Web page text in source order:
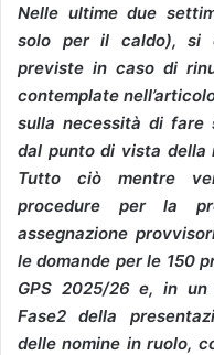
Nelle ultime due
solo per il caldo), si
previste in caso di
contemplate
sulla necessità di fare
dal punto di vista della
Tutto ciò mentre
procedure per la
assegnazione
le domande per le 150
GPS 2025/26 e, in
Fase2 della
delle nomine in ruolo,